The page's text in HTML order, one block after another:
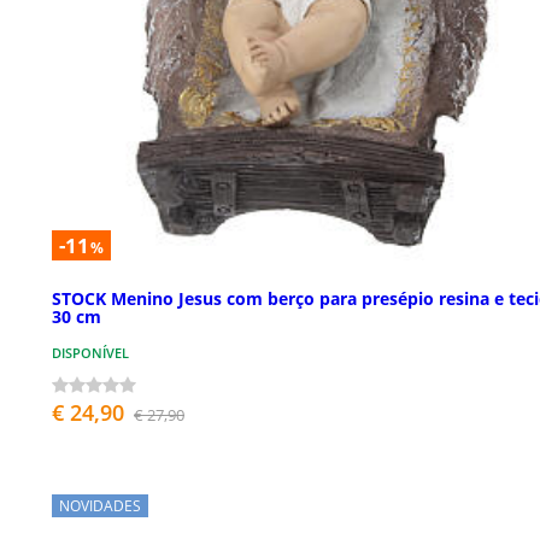
-11 %
STOCK Menino Jesus com berço para presépio resina e
30 cm
DISPONÍVEL
€ 24,90 € 27,90
NOVIDADES